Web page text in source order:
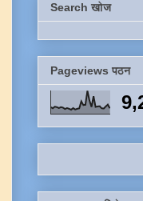
Search खोज
Pageviews पठन